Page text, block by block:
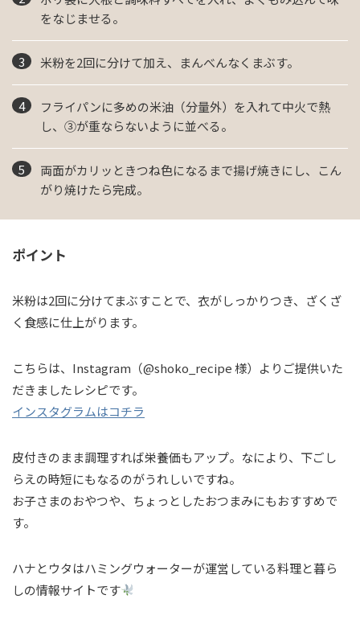
をなじませる。
米粉を2回に分けて加え、まんべんなくまぶす。
フライパンに多めの米油（分量外）を入れて中火で熱
し、③が重ならないように並べる。
両面がカリッときつね色になるまで揚げ焼きにし、こん
がり焼けたら完成。
ポイント
米粉は2回に分けてまぶすことで、衣がしっかりつき、ざくざ
く食感に仕上がります。
こちらは、Instagram（@shoko_recipe 様）よりご提供いた
だきましたレシピです。
インスタグラムはコチラ
皮付きのまま調理すれば栄養価もアップ。なにより、下ごし
らえの時短にもなるのがうれしいですね。
お子さまのおやつや、ちょっとしたおつまみにもおすすめで
す。
ハナとウタはハミングウォーターが運営している料理と暮ら
しの情報サイトです